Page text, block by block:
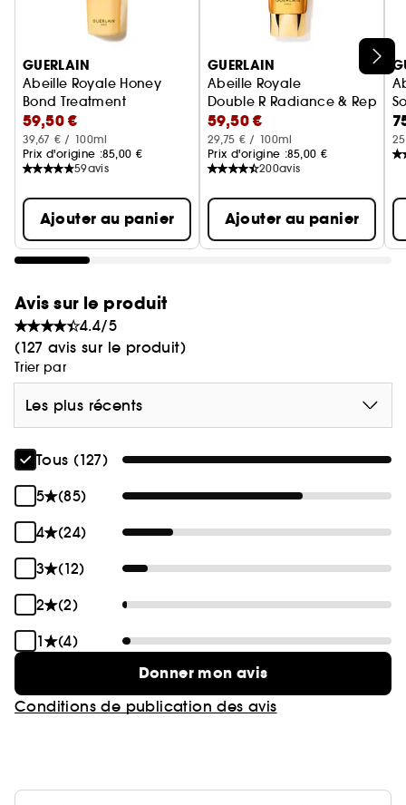
- Réparation de la fibre : +108%
- Brillance : +88%
Ignorer le carrousel produits
GUERLAIN
Abeille Royale Honey
Bond Treatment
Soin Sans Rinçage
59,50 €
39,67 € / 100ml
Prix d'origine :85,00 €
59avis
Ajouter au panier
GUERLAIN
Abeille Royale
Double R Radiance & Repair
59,50 €
29,75 € / 100ml
Prix d'origine :85,00 €
200avis
Ajouter au panier
Avis sur le produit
4.4/5
(127 avis sur le produit)
Trier par
Les plus récents
Tous (127)
5
(85)
4
(24)
3
(12)
2
(2)
1
(4)
Donner mon avis
Conditions de publication des avis